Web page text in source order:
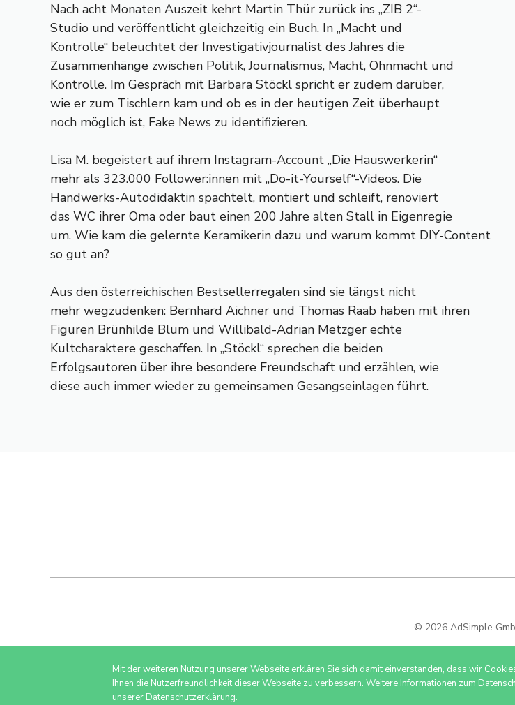
Nach acht Monaten Auszeit kehrt Martin Thür zurück ins „ZIB 2“-
Studio und veröffentlicht gleichzeitig ein Buch. In „Macht und
Kontrolle“ beleuchtet der Investigativjournalist des Jahres die
Zusammenhänge zwischen Politik, Journalismus, Macht, Ohnmacht und
Kontrolle. Im Gespräch mit Barbara Stöckl spricht er zudem darüber,
wie er zum Tischlern kam und ob es in der heutigen Zeit überhaupt
noch möglich ist, Fake News zu identifizieren.
Lisa M. begeistert auf ihrem Instagram-Account „Die Hauswerkerin“
mehr als 323.000 Follower:innen mit „Do-it-Yourself“-Videos. Die
Handwerks-Autodidaktin spachtelt, montiert und schleift, renoviert
das WC ihrer Oma oder baut einen 200 Jahre alten Stall in Eigenregie
um. Wie kam die gelernte Keramikerin dazu und warum kommt DIY-Content
so gut an?
Aus den österreichischen Bestsellerregalen sind sie längst nicht
mehr wegzudenken: Bernhard Aichner und Thomas Raab haben mit ihren
Figuren Brünhilde Blum und Willibald-Adrian Metzger echte
Kultcharaktere geschaffen. In „Stöckl“ sprechen die beiden
Erfolgsautoren über ihre besondere Freundschaft und erzählen, wie
diese auch immer wieder zu gemeinsamen Gesangseinlagen führt.
© 2026 AdSimple
Mit der weiteren Nutzung unserer Webseite erklären Sie sich damit einverstanden, dass wir
Ihnen die Nutzerfreundlichkeit dieser Webseite zu verbessern. Weitere Informationen zum
unserer Datenschutzerklärung.